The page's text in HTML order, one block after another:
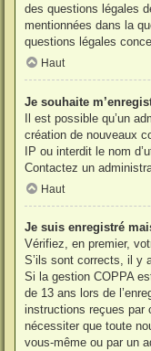
des questions légales
mentionnées dans la
questions légales
Haut
Je souhaite
Il est possible qu’un
création de nouveaux
IP ou interdit le nom
Contactez un
Haut
Je suis enregistré
Vérifiez, en premier,
S’ils sont corrects, il y
Si la gestion COPPA
de 13 ans lors de
instructions reçues par
nécessiter que toute
vous-même ou par un